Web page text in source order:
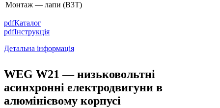
Монтаж — лапи (B3T)
pdfКаталог
pdfІнструкція
Детальна інформація
WEG W21 — низьковольтні
асинхронні електродвигуни в
алюмінієвому корпусі